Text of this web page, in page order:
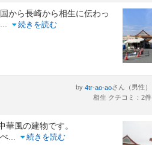
から長崎から相生に伝わっ
続きを読む
by 4tr-ao-aoさん（男性）
相生 クチコミ：2件
風の建物です。
続きを読む